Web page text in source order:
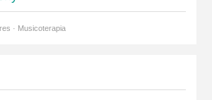
· Musicoterapia